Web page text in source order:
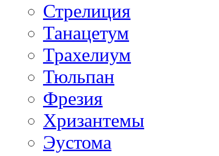
Стрелиция
Танацетум
Трахелиум
Тюльпан
Фрезия
Хризантемы
Эустома